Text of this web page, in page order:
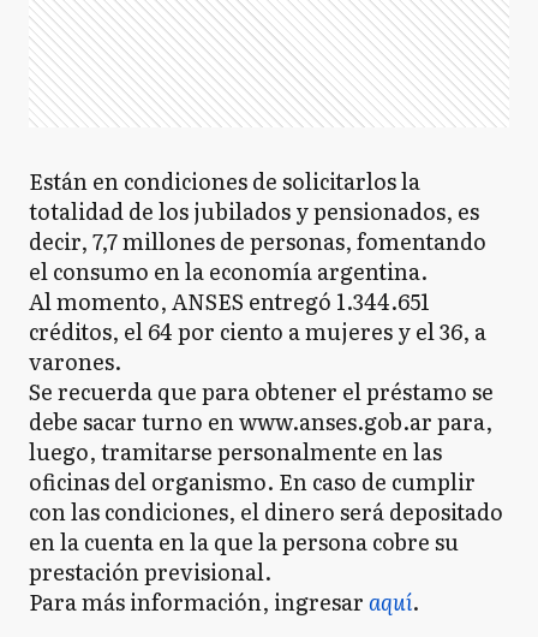
Están en condiciones de solicitarlos la
totalidad de los jubilados y pensionados, es
decir, 7,7 millones de personas, fomentando
el consumo en la economía argentina.
Al momento, ANSES entregó 1.344.651
créditos, el 64 por ciento a mujeres y el 36, a
varones.
Se recuerda que para obtener el préstamo se
debe sacar turno en www.anses.gob.ar para,
luego, tramitarse personalmente en las
oficinas del organismo. En caso de cumplir
con las condiciones, el dinero será depositado
en la cuenta en la que la persona cobre su
prestación previsional.
Para más información, ingresaraquí.